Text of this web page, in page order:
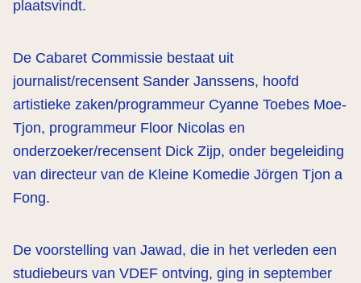
plaatsvindt.
De Cabaret Commissie bestaat uit
journalist/recensent Sander Janssens, hoofd
artistieke zaken/programmeur Cyanne Toebes Moe-
Tjon, programmeur Floor Nicolas en
onderzoeker/recensent Dick Zijp, onder begeleiding
van directeur van de Kleine Komedie Jörgen Tjon a
Fong.
De voorstelling van Jawad, die in het verleden een
studiebeurs van VDEF ontving, ging in september